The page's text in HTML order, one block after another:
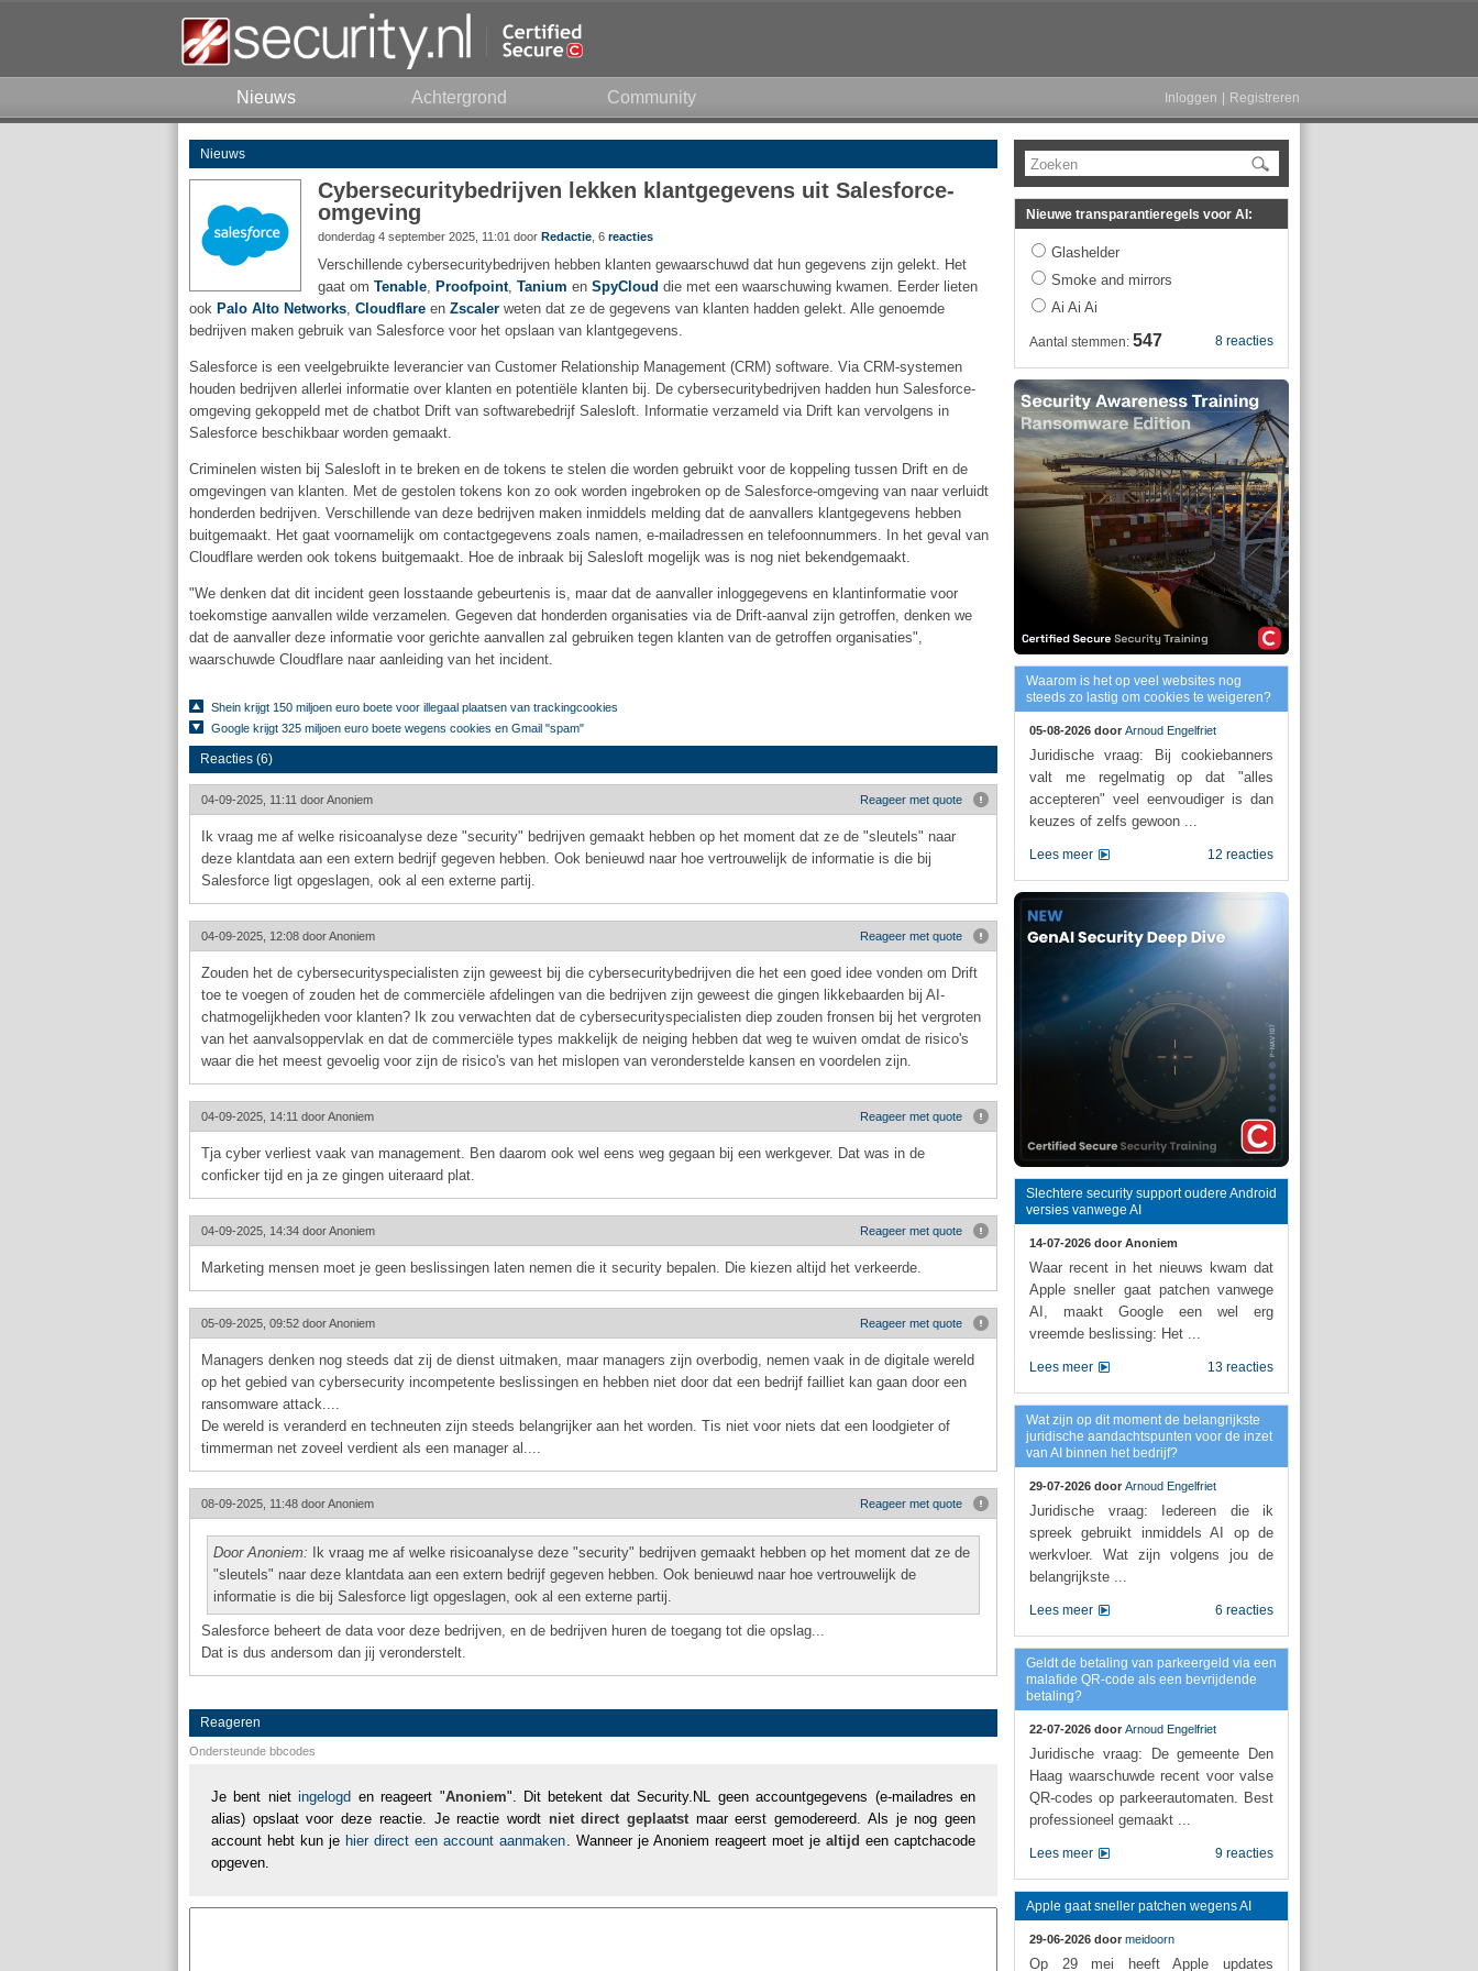
Nieuws Achtergrond Community Inloggen Registreren
Nieuws
Cybersecuritybedrijven lekken klantgegevens uit Salesforce-
omgeving
donderdag 4 september 2025, 11:01 door Redactie , 6 reacties
Verschillende cybersecuritybedrijven hebben klanten gewaarschuwd dat hun gegevens zijn gelekt. Het
gaat om Tenable, Proofpoint, Tanium en SpyCloud die met een waarschuwing kwamen. Eerder lieten
ook Palo Alto Networks, Cloudflare en Zscaler weten dat ze de gegevens van klanten hadden gelekt. Alle genoemde
bedrijven maken gebruik van Salesforce voor het opslaan van klantgegevens.
Salesforce is een veelgebruikte leverancier van Customer Relationship Management (CRM) software. Via CRM-systemen
houden bedrijven allerlei informatie over klanten en potentiële klanten bij. De cybersecuritybedrijven hadden hun Salesforce-
omgeving gekoppeld met de chatbot Drift van softwarebedrijf Salesloft. Informatie verzameld via Drift kan vervolgens in
Salesforce beschikbaar worden gemaakt.
Criminelen wisten bij Salesloft in te breken en de tokens te stelen die worden gebruikt voor de koppeling tussen Drift en de
omgevingen van klanten. Met de gestolen tokens kon zo ook worden ingebroken op de Salesforce-omgeving van naar verluidt
honderden bedrijven. Verschillende van deze bedrijven maken inmiddels melding dat de aanvallers klantgegevens hebben
buitgemaakt. Het gaat voornamelijk om contactgegevens zoals namen, e-mailadressen en telefoonnummers. In het geval van
Cloudflare werden ook tokens buitgemaakt. Hoe de inbraak bij Salesloft mogelijk was is nog niet bekendgemaakt.
"We denken dat dit incident geen losstaande gebeurtenis is, maar dat de aanvaller inloggegevens en klantinformatie voor
toekomstige aanvallen wilde verzamelen. Gegeven dat honderden organisaties via de Drift-aanval zijn getroffen, denken we
dat de aanvaller deze informatie voor gerichte aanvallen zal gebruiken tegen klanten van de getroffen organisaties",
waarschuwde Cloudflare naar aanleiding van het incident.
Shein krijgt 150 miljoen euro boete voor illegaal plaatsen van trackingcookies
Google krijgt 325 miljoen euro boete wegens cookies en Gmail "spam"
Reacties (6)
Reageer met quote
04-09-2025, 11:11 doorAnoniem
Ik vraag me af welke risicoanalyse deze "security" bedrijven gemaakt hebben op het moment dat ze de "sleutels" naar
deze klantdata aan een extern bedrijf gegeven hebben. Ook benieuwd naar hoe vertrouwelijk de informatie is die bij
Salesforce ligt opgeslagen, ook al een externe partij.
Reageer met quote
04-09-2025, 12:08 doorAnoniem
Zouden het de cybersecurityspecialisten zijn geweest bij die cybersecuritybedrijven die het een goed idee vonden om Drift
toe te voegen of zouden het de commerciële afdelingen van die bedrijven zijn geweest die gingen likkebaarden bij AI-
chatmogelijkheden voor klanten? Ik zou verwachten dat de cybersecurityspecialisten diep zouden fronsen bij het vergroten
van het aanvalsoppervlak en dat de commerciële types makkelijk de neiging hebben dat weg te wuiven omdat de risico's
waar die het meest gevoelig voor zijn de risico's van het mislopen van veronderstelde kansen en voordelen zijn.
Reageer met quote
04-09-2025, 14:11 doorAnoniem
Tja cyber verliest vaak van management. Ben daarom ook wel eens weg gegaan bij een werkgever. Dat was in de
conficker tijd en ja ze gingen uiteraard plat.
Reageer met quote
04-09-2025, 14:34 doorAnoniem
Marketing mensen moet je geen beslissingen laten nemen die it security bepalen. Die kiezen altijd het verkeerde.
Reageer met quote
05-09-2025, 09:52 doorAnoniem
Managers denken nog steeds dat zij de dienst uitmaken, maar managers zijn overbodig, nemen vaak in de digitale wereld
op het gebied van cybersecurity incompetente beslissingen en hebben niet door dat een bedrijf failliet kan gaan door een
ransomware attack....
De wereld is veranderd en techneuten zijn steeds belangrijker aan het worden. Tis niet voor niets dat een loodgieter of
timmerman net zoveel verdient als een manager al....
Reageer met quote
08-09-2025, 11:48 doorAnoniem
Door Anoniem: Ik vraag me af welke risicoanalyse deze "security" bedrijven gemaakt hebben op het moment dat ze de
"sleutels" naar deze klantdata aan een extern bedrijf gegeven hebben. Ook benieuwd naar hoe vertrouwelijk de
informatie is die bij Salesforce ligt opgeslagen, ook al een externe partij.
Salesforce beheert de data voor deze bedrijven, en de bedrijven huren de toegang tot die opslag...
Dat is dus andersom dan jij veronderstelt.
Reageren
Ondersteunde bbcodes
Je bent nietingelogd en reageert "Anoniem". Dit betekent dat Security.NL geen accountgegevens (e-mailadres en
alias) opslaat voor deze reactie. Je reactie wordt niet direct geplaatstmaar eerst gemodereerd. Als je nog geen
account hebt kun je hier direct een account aanmaken. Wanneer je Anoniem reageert moet je altijd een captchacode
opgeven.
Zoeken
Nieuwe transparantieregels voor AI:
Glashelder
Smoke and mirrors
Ai Ai Ai
8 reacties
Aantal stemmen: 547
Waarom is het op veel websites nog
steeds zo lastig om cookies te weigeren?
05-08-2026 door Arnoud Engelfriet
Juridische vraag: Bij cookiebanners
valt me regelmatig op dat "alles
accepteren" veel eenvoudiger is dan
keuzes of zelfs gewoon ...
12 reacties
Lees meer
Slechtere security support oudere Android
versies vanwege AI
14-07-2026 door Anoniem
Waar recent in het nieuws kwam dat
Apple sneller gaat patchen vanwege
AI, maakt Google een wel erg
vreemde beslissing: Het ...
13 reacties
Lees meer
Wat zijn op dit moment de belangrijkste
juridische aandachtspunten voor de inzet
van AI binnen het bedrijf?
29-07-2026 door Arnoud Engelfriet
Juridische vraag: Iedereen die ik
spreek gebruikt inmiddels AI op de
werkvloer. Wat zijn volgens jou de
belangrijkste ...
6 reacties
Lees meer
Geldt de betaling van parkeergeld via een
malafide QR-code als een bevrijdende
betaling?
22-07-2026 door Arnoud Engelfriet
Juridische vraag: De gemeente Den
Haag waarschuwde recent voor valse
QR-codes op parkeerautomaten. Best
professioneel gemaakt ...
9 reacties
Lees meer
Apple gaat sneller patchen wegens AI
29-06-2026 door meidoorn
Op 29 mei heeft Apple updates